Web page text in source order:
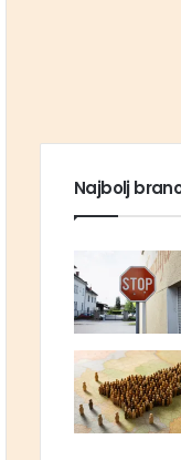
Najbolj